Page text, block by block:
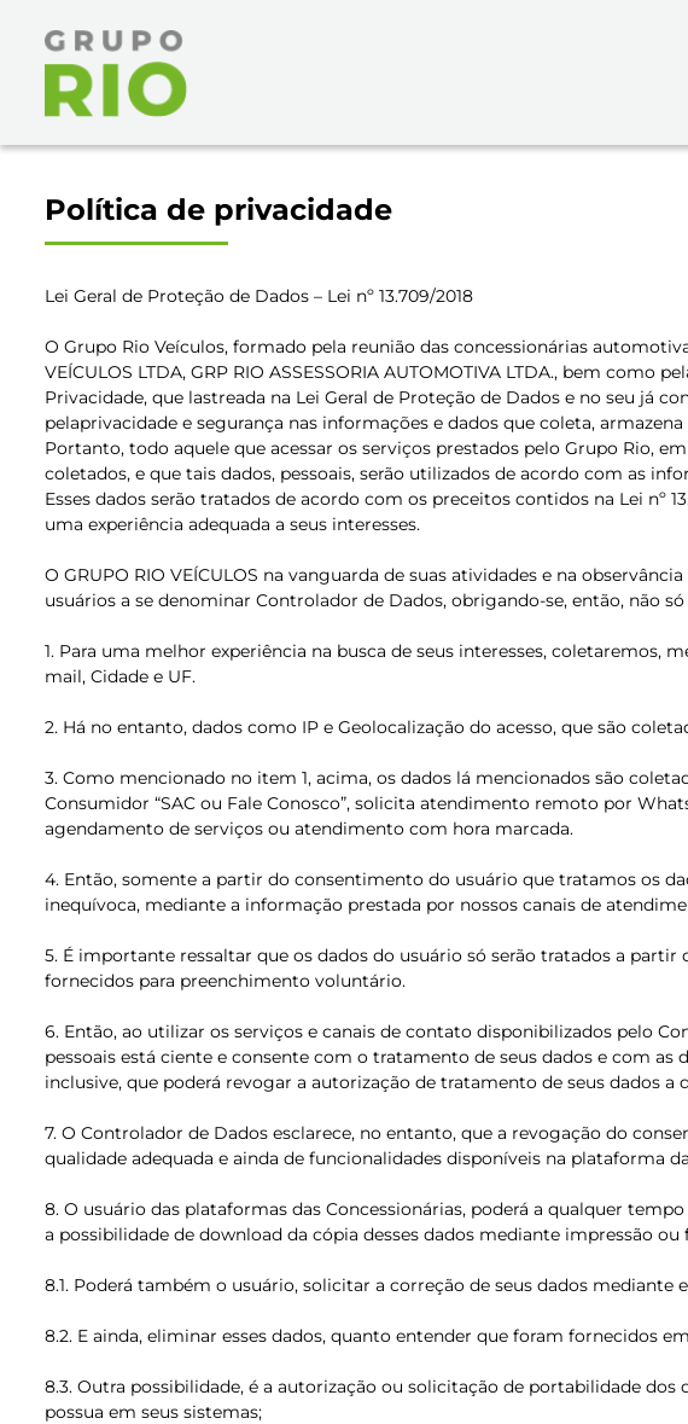
Política de privacidade
Lei Geral de Proteção de Dados – Lei nº 13.709/2018
O Grupo Rio Veículos, formado pela reunião das concessionárias automotivas
VEÍCULOS LTDA, GRP RIO ASSESSORIA AUTOMOTIVA LTDA., bem como
Privacidade, que lastreada na Lei Geral de Proteção de Dados e no seu já
pelaprivacidade e segurança nas informações e dados que coleta,
Portanto, todo aquele que acessar os serviços prestados pelo Grupo Rio,
coletados, e que tais dados, pessoais, serão utilizados de acordo com as
Esses dados serão tratados de acordo com os preceitos contidos na Lei nº
uma experiência adequada a seus interesses.
O GRUPO RIO VEÍCULOS na vanguarda de suas atividades e na
usuários a se denominar Controlador de Dados, obrigando-se, então, não
1. Para uma melhor experiência na busca de seus interesses,
mail, Cidade e UF.
2. Há no entanto, dados como IP e Geolocalização do acesso, que são
3. Como mencionado no item 1, acima, os dados lá mencionados são
Consumidor “SAC ou Fale Conosco”, solicita atendimento remoto por
agendamento de serviços ou atendimento com hora marcada.
4. Então, somente a partir do consentimento do usuário que tratamos os
inequívoca, mediante a informação prestada por nossos canais de
5. É importante ressaltar que os dados do usuário só serão tratados a
fornecidos para preenchimento voluntário.
6. Então, ao utilizar os serviços e canais de contato disponibilizados pelo
pessoais está ciente e consente com o tratamento de seus dados e com
inclusive, que poderá revogar a autorização de tratamento de seus dados
7. O Controlador de Dados esclarece, no entanto, que a revogação do
qualidade adequada e ainda de funcionalidades disponíveis na plataforma
8. O usuário das plataformas das Concessionárias, poderá a qualquer
a possibilidade de download da cópia desses dados mediante impressão
8.1. Poderá também o usuário, solicitar a correção de seus dados
8.2. E ainda, eliminar esses dados, quanto entender que foram fornecidos
8.3. Outra possibilidade, é a autorização ou solicitação de portabilidade
possua em seus sistemas;